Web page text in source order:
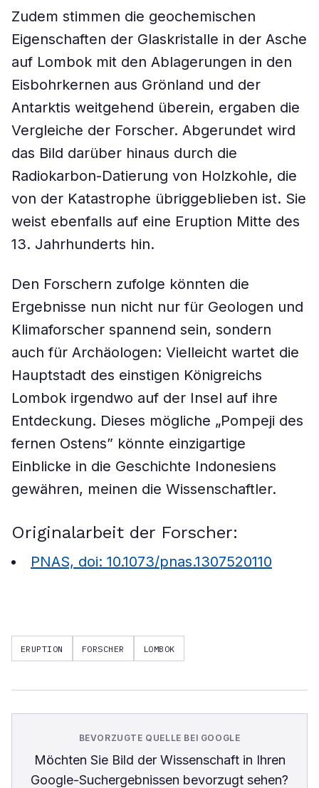
Zudem stimmen die geochemischen
Eigenschaften der Glaskristalle in der Asche
auf Lombok mit den Ablagerungen in den
Eisbohrkernen aus Grönland und der
Antarktis weitgehend überein, ergaben die
Vergleiche der Forscher. Abgerundet wird
das Bild darüber hinaus durch die
Radiokarbon-Datierung von Holzkohle, die
von der Katastrophe übriggeblieben ist. Sie
weist ebenfalls auf eine Eruption Mitte des
13. Jahrhunderts hin.
Den Forschern zufolge könnten die
Ergebnisse nun nicht nur für Geologen und
Klimaforscher spannend sein, sondern
auch für Archäologen: Vielleicht wartet die
Hauptstadt des einstigen Königreichs
Lombok irgendwo auf der Insel auf ihre
Entdeckung. Dieses mögliche „Pompeji des
fernen Ostens” könnte einzigartige
Einblicke in die Geschichte Indonesiens
gewähren, meinen die Wissenschaftler.
Originalarbeit der Forscher:
PNAS, doi: 10.1073/pnas.1307520110
ERUPTION FORSCHER LOMBOK
BEVORZUGTE QUELLE BEI GOOGLE
Möchten Sie Bild der Wissenschaftin Ihren
Google-Suchergebnissen bevorzugt sehen?